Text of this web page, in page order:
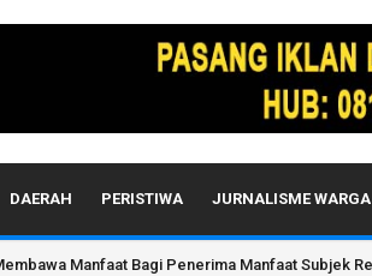
DAERAH PERISTIWA JURNALISME WARGA
'Ulek' Adonan Boh Rom-Rom di Aceh Jaya